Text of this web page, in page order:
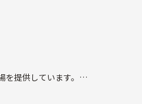
提供しています。